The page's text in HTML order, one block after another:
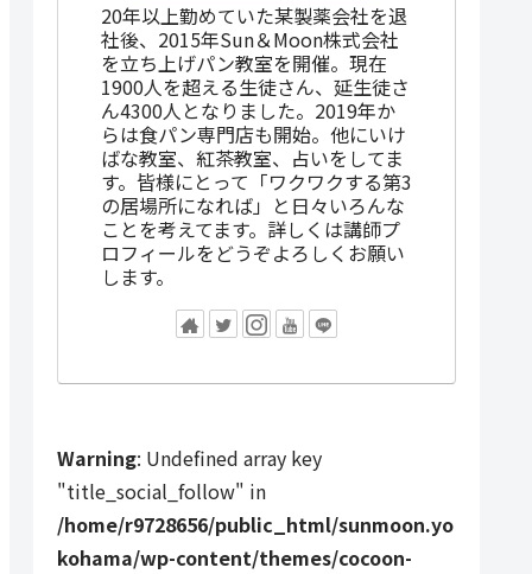
20年以上勤めていた某製薬会社を退
社後、2015年Sun＆Moon株式会社
を立ち上げパン教室を開催。現在
1900人を超える生徒さん、延生徒さ
ん4300人となりました。2019年か
らは食パン専門店も開始。他にいけ
ばな教室、紅茶教室、占いをしてま
す。皆様にとって「ワクワクする第3
の居場所になれば」と日々いろんな
ことを考えてます。詳しくは講師プ
ロフィールをどうぞよろしくお願い
します。
Warning: Undefined array key
"title_social_follow" in
/home/r9728656/public_html/sunmoon.yo
kohama/wp-content/themes/cocoon-